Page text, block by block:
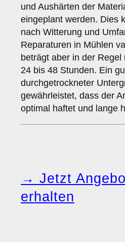
und Aushärten der
eingeplant werden. Dies
nach Witterung und
Reparaturen in Mühlen
beträgt aber in der Regel
24 bis 48 Stunden. Ein
durchgetrockneter
gewährleistet, dass der
optimal haftet und lange
→ Jetzt
erhalten